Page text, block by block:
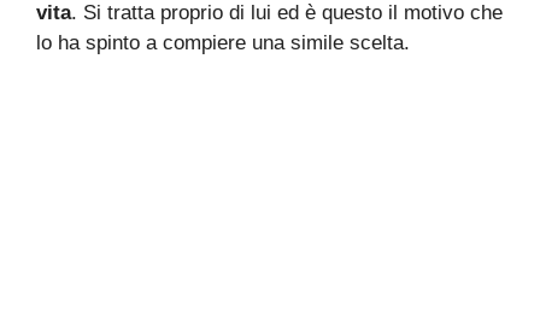
vita. Si tratta proprio di lui ed è questo il motivo che
lo ha spinto a compiere una simile scelta.